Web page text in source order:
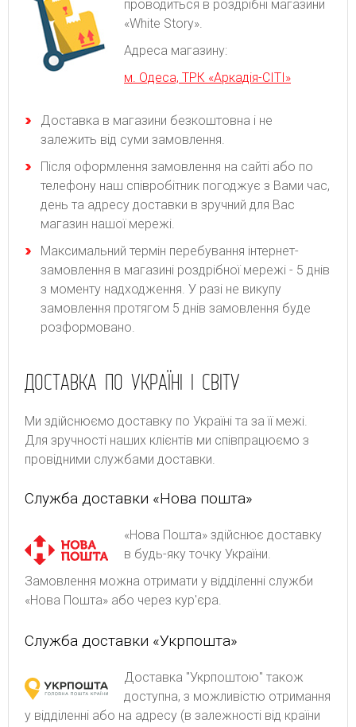
проводиться в роздрібні магазини
«White Story».
Адреса магазину:
м. Одеса, ТРК «Аркадія-СІТІ»
Доставка в магазини безкоштовна і не
залежить від суми замовлення.
Після оформлення замовлення на сайті або по
телефону наш співробітник погоджує з Вами час,
день та адресу доставки в зручний для Вас
магазин нашої мережі.
Максимальний термін перебування інтернет-
замовлення в магазині роздрібної мережі - 5 днів
з моменту надходження. У разі не викупу
замовлення протягом 5 днів замовлення буде
розформовано.
ДОСТАВКА ПО УКРАЇНІ І СВІТУ
Ми здійснюємо доставку по Україні та за її межі.
Для зручності наших клієнтів ми співпрацюємо з
провідними службами доставки.
Служба доставки «Нова пошта»
«Нова Пошта» здійснює доставку
в будь-яку точку України.
Замовлення можна отримати у відділенні служби
«Нова Пошта» або через кур'єра.
Служба доставки «Укрпошта»
Доставка "Укрпоштою" також
доступна, з можливістю отримання
у відділенні або на адресу (в залежності від країни